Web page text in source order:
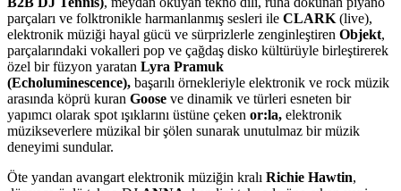
parçaları ve folktronikle harmanlanmış sesleri ile CLARK (live),
elektronik müziği hayal gücü ve sürprizlerle zenginleştiren Objekt,
parçalarındaki vokalleri pop ve çağdaş disko kültürüyle birleştirerek
özel bir füzyon yaratan Lyra Pramuk
(Echoluminescence), başarılı örnekleriyle elektronik ve rock müzik
arasında köprü kuran Goose ve dinamik ve türleri esneten bir
yapımcı olarak spot ışıklarını üstüne çeken or:la, elektronik
müzikseverlere müzikal bir şölen sunarak unutulmaz bir müzik
deneyimi sundular.
Öte yandan avangart elektronik müziğin kralı Richie Hawtin,